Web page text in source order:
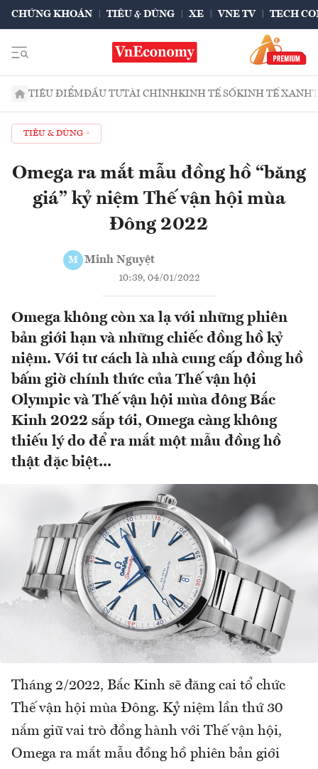
CHỨNG KHOÁN TIÊU & DÙNG XE VNE TV TECH
TIÊU ĐIỂMĐẦU TƯTÀI CHÍNHKINH TẾ SỐKINH TẾ XANH
TIÊU & DÙNG
Omega ra mắt mẫu đồng hồ “băng
giá” kỷ niệm Thế vận hội mùa
Đông 2022
M Minh Nguyệt
10:39, 04/01/2022
Omega không còn xa lạ với những phiên
bản giới hạn và những chiếc đồng hồ kỷ
niệm. Với tư cách là nhà cung cấp đồng hồ
bấm giờ chính thức của Thế vận hội
Olympic và Thế vận hội mùa đông Bắc
Kinh 2022 sắp tới, Omega càng không
thiếu lý do để ra mắt một mẫu đồng hồ
thật đặc biệt...
Tháng 2/2022, Bắc Kinh sẽ đăng cai tổ chức
Thế vận hội mùa Đông. Kỷ niệm lần thứ 30
nắm giữ vai trò đồng hành với Thế vận hội,
Omega ra mắt mẫu đồng hồ phiên bản giới